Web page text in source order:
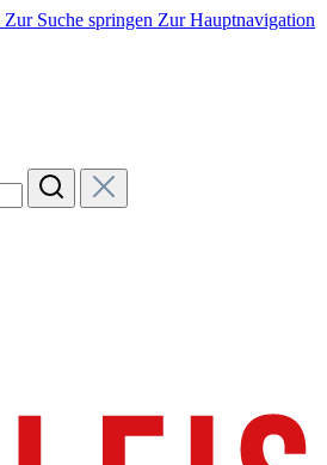
Zur Suche springen Zur Hauptnavigation